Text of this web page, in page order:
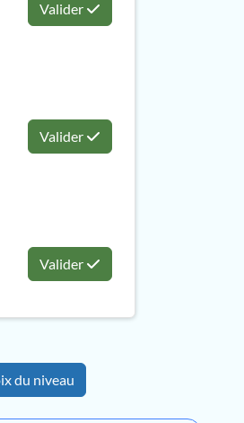
Valider
Valider
Valider
du niveau